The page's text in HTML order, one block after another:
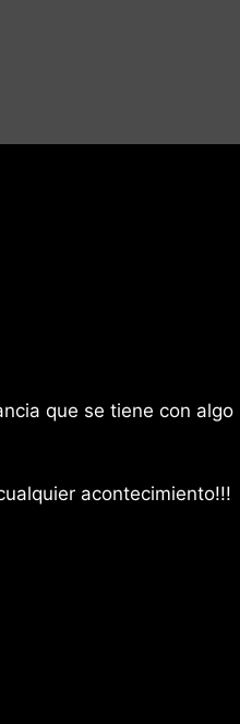
que se tiene con algo
acontecimiento!!!